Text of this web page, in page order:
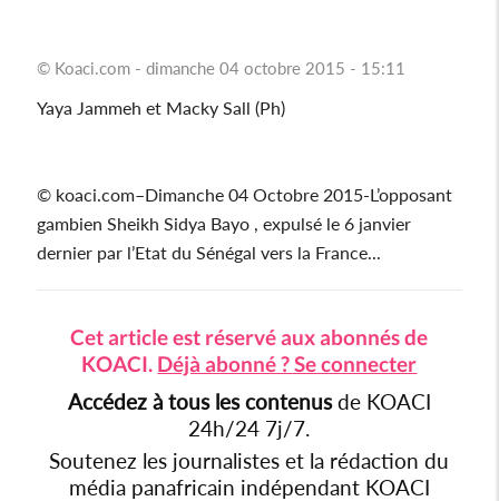
© Koaci.com - dimanche 04 octobre 2015 - 15:11
Yaya Jammeh et Macky Sall (Ph)
© koaci.com–Dimanche 04 Octobre 2015-L’opposant
gambien Sheikh Sidya Bayo , expulsé le 6 janvier
dernier par l’Etat du Sénégal vers la France...
Cet article est réservé aux abonnés de
KOACI. Déjà abonné ? Se connecter
Accédez à tous les contenusde KOACI
24h/24 7j/7.
Soutenez les journalistes et la rédaction du
média panafricain indépendant KOACI